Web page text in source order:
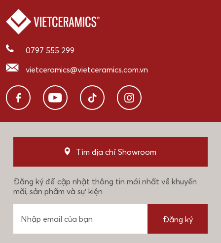
0797 555 299
vietceramics@vietceramics.com.vn
Tìm địa chỉ Showroom
Đăng ký để cập nhật thông tin mới nhất về khuyến
mãi, sản phẩm và sự kiện
Đăng ký